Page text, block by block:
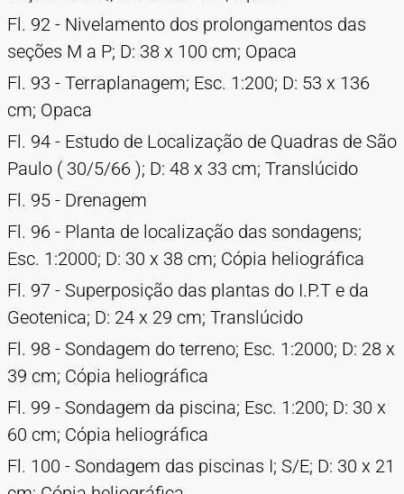
Fl. 92 - Nivelamento dos prolongamentos das
seções M a P; D: 38 x 100 cm; Opaca
Fl. 93 - Terraplanagem; Esc. 1:200; D: 53 x 136
cm; Opaca
Fl. 94 - Estudo de Localização de Quadras de São
Paulo ( 30/5/66 ); D: 48 x 33 cm; Translúcido
Fl. 95 - Drenagem
Fl. 96 - Planta de localização das sondagens;
Esc. 1:2000; D: 30 x 38 cm; Cópia heliográfica
Fl. 97 - Superposição das plantas do I.P.T e da
Geotenica; D: 24 x 29 cm; Translúcido
Fl. 98 - Sondagem do terreno; Esc. 1:2000; D: 28 x
39 cm; Cópia heliográfica
Fl. 99 - Sondagem da piscina; Esc. 1:200; D: 30 x
60 cm; Cópia heliográfica
Fl. 100 - Sondagem das piscinas I; S/E; D: 30 x 21